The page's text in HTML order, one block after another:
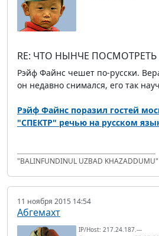
RE: ЧТО НЫНЧЕ
Рэйф Файнс чешет по-русски.
он недавно снимался, его так
Рэйф Файнс поразил гостей
‪"СПЕКТР"‬ речью на русском
"BALINFUNDINUL UZBAD KHAZADDUMU"
11 ноября 2015 14:54
Абгемахт
IP/Host: 217.24.187.---